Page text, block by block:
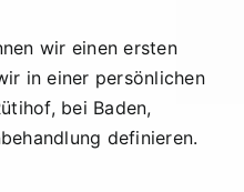
wir einen ersten
in einer persönlichen
bei Baden,
definieren.